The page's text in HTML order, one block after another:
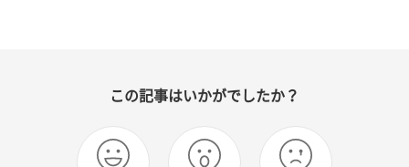
この記事はいかがでしたか？